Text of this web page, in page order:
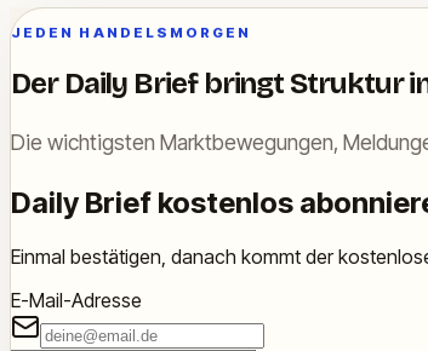
JEDEN HANDELSMORGEN
Der Daily Brief bringt Struktur
Die wichtigsten Marktbewegungen,
Daily Brief kostenlos
Einmal bestätigen, danach kommt der
E-Mail-Adresse